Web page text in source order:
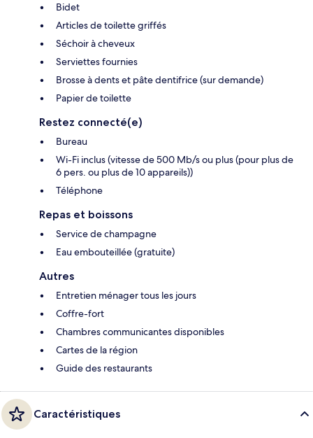
Bidet
Articles de toilette griffés
Séchoir à cheveux
Serviettes fournies
Brosse à dents et pâte dentifrice (sur demande)
Papier de toilette
Restez connecté(e)
Bureau
Wi-Fi inclus (vitesse de 500 Mb/s ou plus (pour plus de
6 pers. ou plus de 10 appareils))
Téléphone
Repas et boissons
Service de champagne
Eau embouteillée (gratuite)
Autres
Entretien ménager tous les jours
Coffre-fort
Chambres communicantes disponibles
Cartes de la région
Guide des restaurants
Caractéristiques